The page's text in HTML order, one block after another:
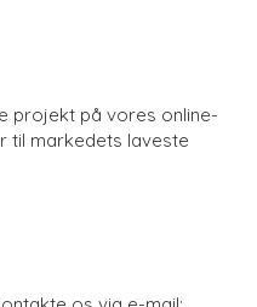
projekt på vores online-
til markedets laveste